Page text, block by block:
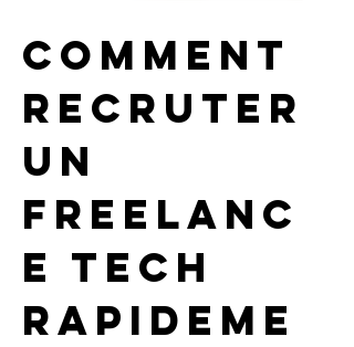
Comment
recruter
un
freelanc
e tech
rapideme